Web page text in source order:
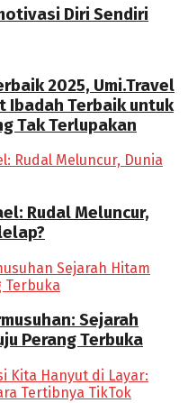
Diri Sendiri
2025, Umi.Travel
Ibadah Terbaik untuk
Tak Terlupakan
Rudal Meluncur,
Sejarah
Perang Terbuka